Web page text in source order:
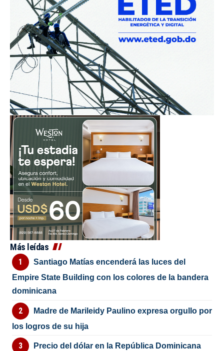
Más leídas
Santiago Matías encenderá las luces del
Empire State Building con los colores de la bandera
dominicana
Madre de Marileidy Paulino expresa orgullo por
los logros de su hija
Precio del dólar en la República Dominicana